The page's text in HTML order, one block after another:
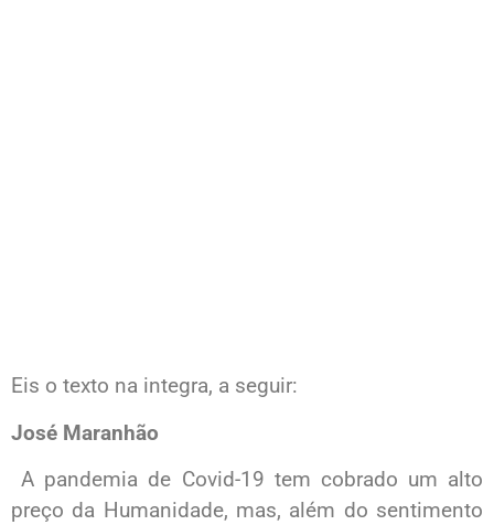
Eis o texto na integra, a seguir:
José Maranhão
A pandemia de Covid-19 tem cobrado um alto
preço da Humanidade, mas, além do sentimento